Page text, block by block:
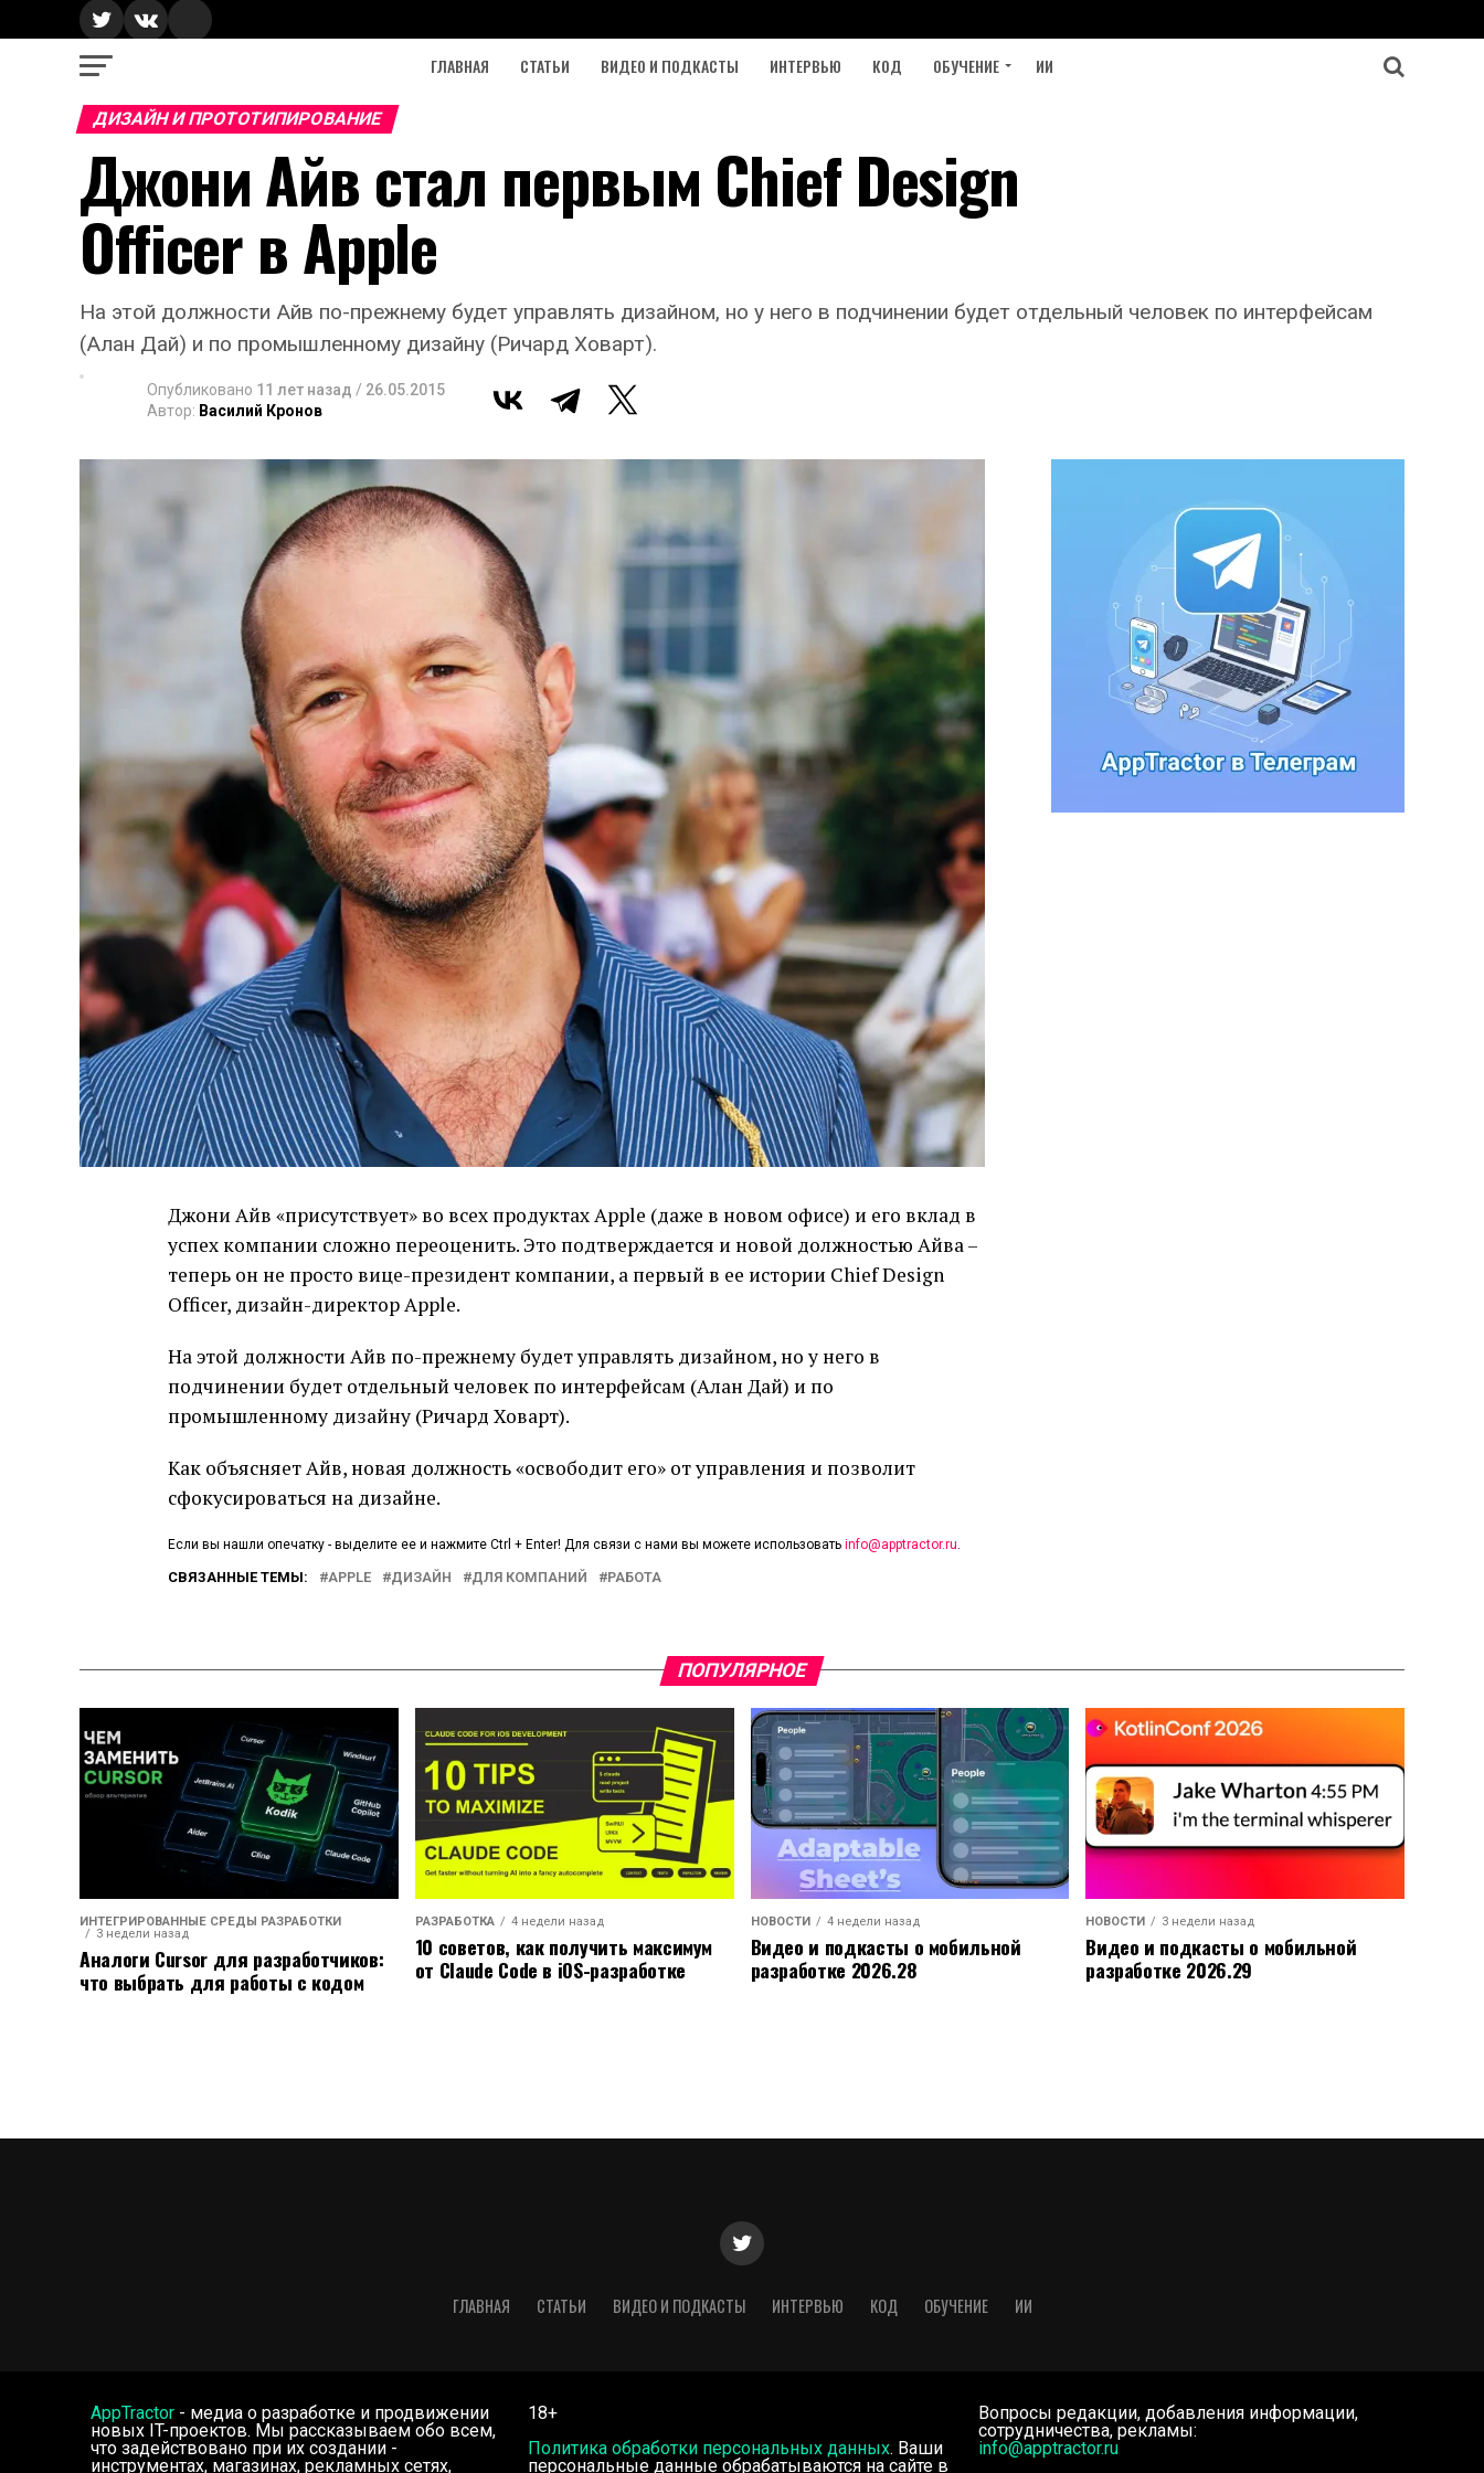
ГЛАВНАЯ СТАТЬИ ВИДЕО И ПОДКАСТЫ ИНТЕРВЬЮ КОД ОБУЧЕНИЕ ИИ
ДИЗАЙН И ПРОТОТИПИРОВАНИЕ
Джони Айв стал первым Chief Design
Officer в Apple
На этой должности Айв по-прежнему будет управлять дизайном, но у него в подчинении будет отдельный человек по интерфейсам
(Алан Дай) и по промышленному дизайну (Ричард Ховарт).
Опубликовано 11 лет назад / 26.05.2015
Автор: Василий Кронов
Джони Айв «присутствует» во всех продуктах Apple (даже в новом офисе) и его вклад в
успех компании сложно переоценить. Это подтверждается и новой должностью Айва –
теперь он не просто вице-президент компании, а первый в ее истории Chief Design
Officer, дизайн-директор Apple.
На этой должности Айв по-прежнему будет управлять дизайном, но у него в
подчинении будет отдельный человек по интерфейсам (Алан Дай) и по
промышленному дизайну (Ричард Ховарт).
Как объясняет Айв, новая должность «освободит его» от управления и позволит
сфокусироваться на дизайне.
Если вы нашли опечатку - выделите ее и нажмите Ctrl + Enter! Для связи с нами вы можете использовать info@apptractor.ru
СВЯЗАННЫЕ ТЕМЫ: APPLE ДИЗАЙН ДЛЯ КОМПАНИЙ РАБОТА
ПОПУЛЯРНОЕ
ИНТЕГРИРОВАННЫЕ СРЕДЫ РАЗРАБОТКИ
3 недели назад
Аналоги Cursor для разработчиков:
что выбрать для работы с кодом
РАЗРАБОТКА 4 недели назад
10 советов, как получить максимум
от Claude Code в iOS-разработке
НОВОСТИ 4 недели назад
Видео и подкасты о мобильной
разработке 2026.28
НОВОСТИ 3 недели назад
Видео и подкасты о мобильной
разработке 2026.29
ГЛАВНАЯ СТАТЬИ ВИДЕО И ПОДКАСТЫ ИНТЕРВЬЮ КОД ОБУЧЕНИЕ ИИ
AppTractor - медиа о разработке и продвижении
новых IT-проектов. Мы рассказываем обо всем,
что задействовано при их создании -
инструментах, магазинах, рекламных сетях,
18+
Политика обработки персональных данных. Ваши
персональные данные обрабатываются на сайте в
Вопросы редакции, добавления информации,
сотрудничества, рекламы:
info@apptractor.ru